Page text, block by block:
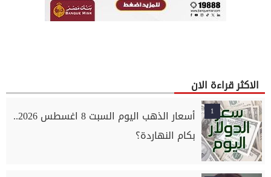
الاكثر قراءة الان
1
أسعار الذهب اليوم السبت 8 اغسطس 2026..
بكام النهاردة؟